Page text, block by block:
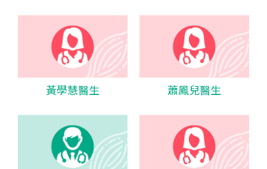
黃學慧醫生 蕭鳳兒醫生